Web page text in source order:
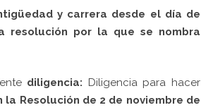
y carrera desde el día de
resolución por la que se nombra
diligencia: Diligencia para hacer
la Resolución de 2 de noviembre de